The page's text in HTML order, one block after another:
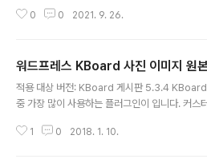
0 0 2021. 9. 26.
워드프레스 KBoard 사진 이미지 원
적용 대상 버전: KBoard 게시판 5.3.4 KBoard
중 가장 많이 사용하는 플러그인이 입니다. 커스
이루어지고 있어서 사용중 발생하는 어지간한 문
1 0 2018. 1. 10.